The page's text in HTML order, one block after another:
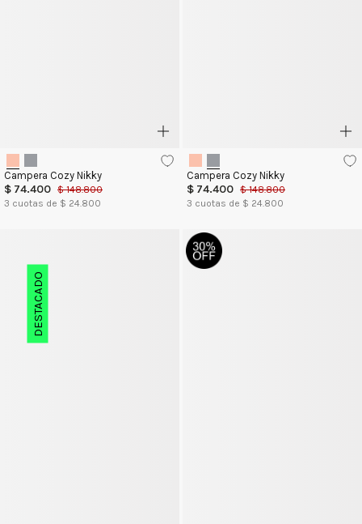
Campera Cozy Nikky
$ 74.400 $ 148.800
3 cuotas de $ 24.800
Campera Cozy Nikky
$ 74.400 $ 148.800
3 cuotas de $ 24.800
DESTACADO